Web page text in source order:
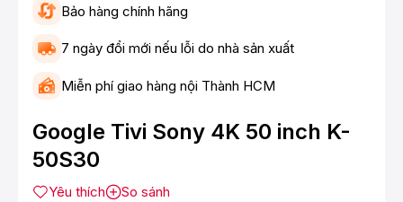
Bảo hàng chính hãng
7 ngày đổi mới nếu lỗi do nhà sản xuất
Miễn phí giao hàng nội Thành HCM
Google Tivi Sony 4K 50 inch K-
50S30
Yêu thích
So sánh